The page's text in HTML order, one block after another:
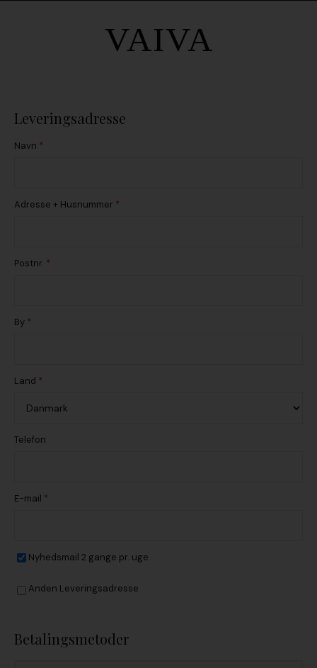
Leveringsadresse
Navn *
Adresse + Husnummer *
Postnr. *
By *
Land *
Telefon
E-mail *
Nyhedsmail 2 gange pr. uge
Anden Leveringsadresse
Betalingsmetoder